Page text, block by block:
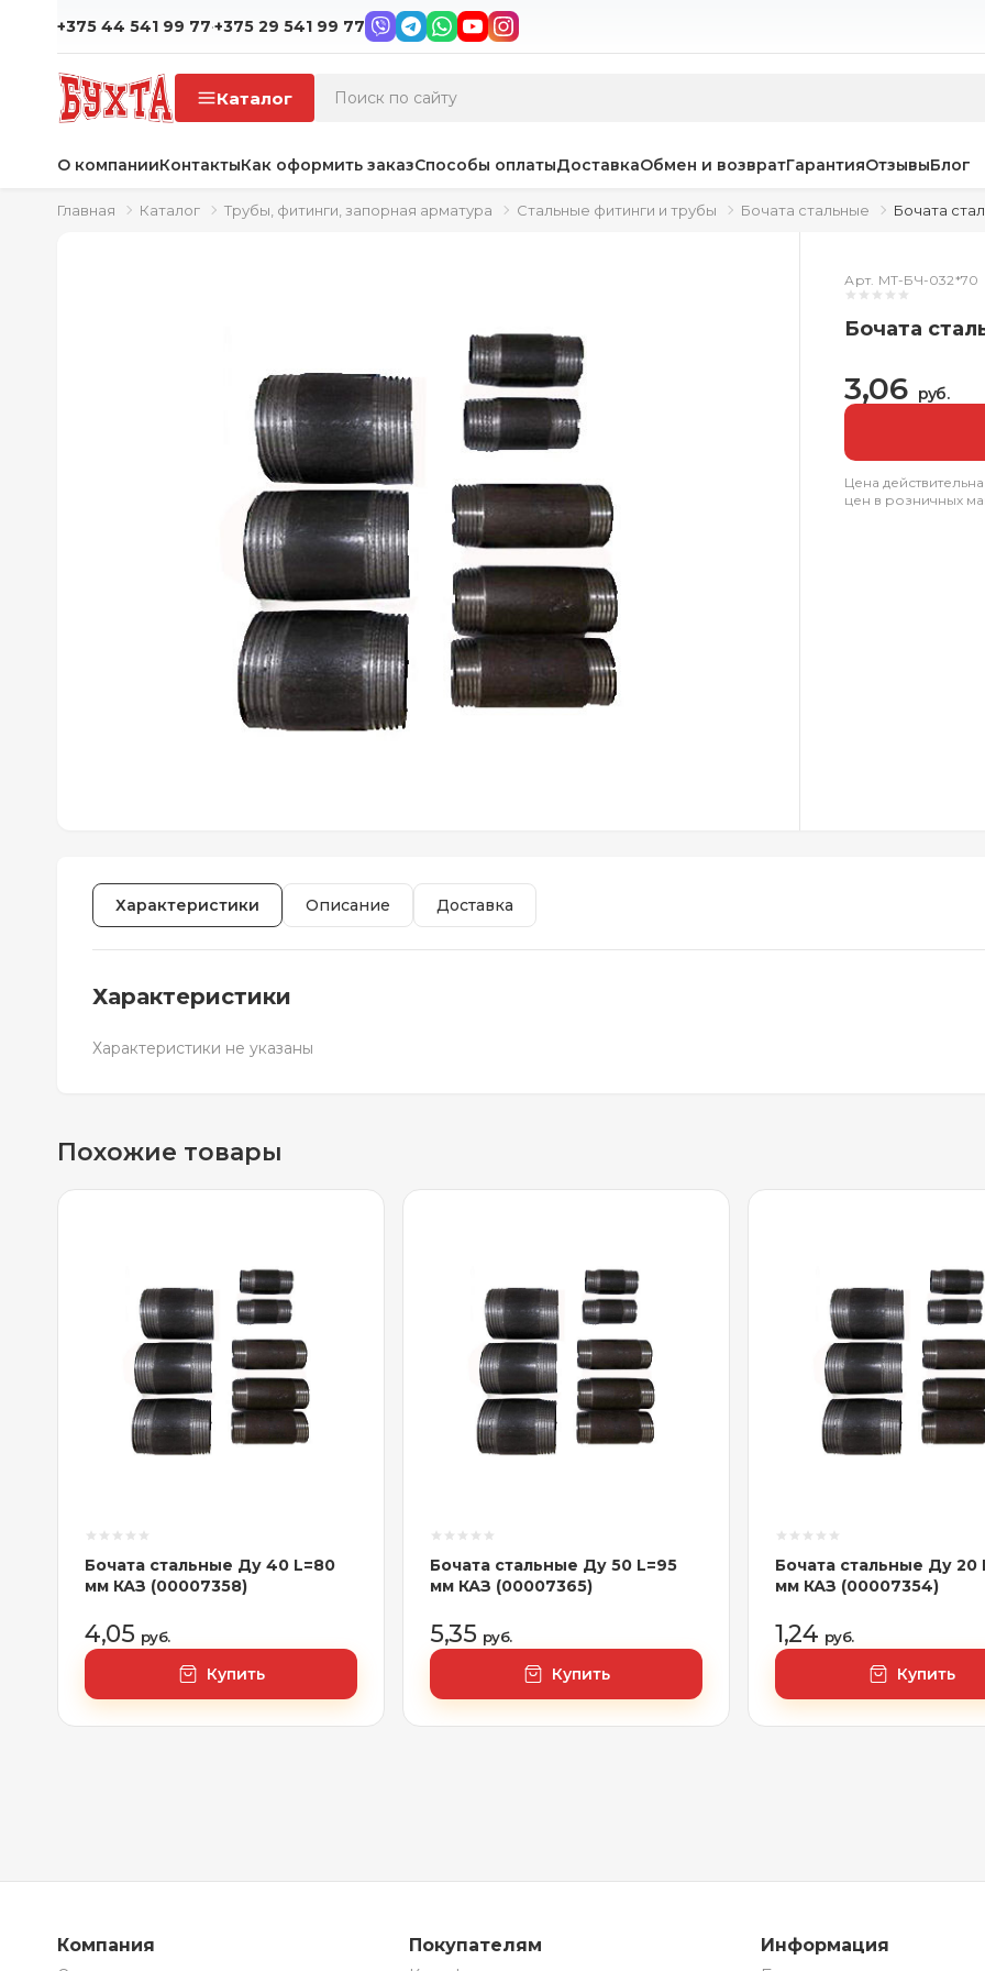
+375 44 541 99 77·+375 29 541 99 77
Каталог
О компанииКонтактыКак оформить заказСпособы оплатыДоставкаОбмен и возвратГарантияОтзывыБлог
Главная Каталог Трубы, фитинги, запорная арматура Стальные фитинги и трубы Бочата стальные Бочата
Арт. МТ-БЧ-032*70
Бочата
3,06 руб.
Цена
цен в розничных
Характеристики Описание Доставка
Характеристики
Характеристики не указаны
Похожие товары
Бочата стальные Ду 40 L=80
мм КАЗ (00007358)
4,05 руб.
Купить
Бочата стальные Ду 50 L=95
мм КАЗ (00007365)
5,35 руб.
Купить
Бочата стальные Ду 20
мм КАЗ (00007354)
1,24 руб.
Купить
Компания Покупателям Информация